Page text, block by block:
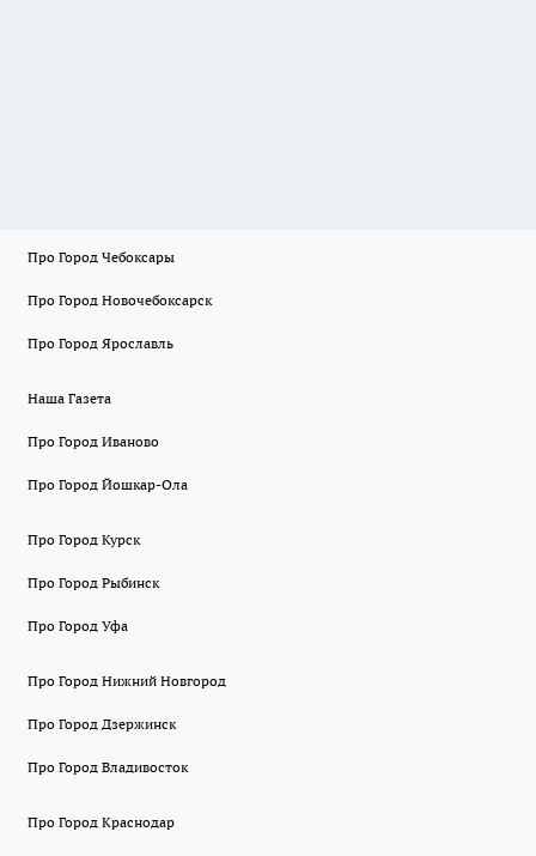
Про Город Чебоксары
Про Город Новочебоксарск
Про Город Ярославль
Наша Газета
Про Город Иваново
Про Город Йошкар-Ола
Про Город Курск
Про Город Рыбинск
Про Город Уфа
Про Город Нижний Новгород
Про Город Дзержинск
Про Город Владивосток
Про Город Краснодар